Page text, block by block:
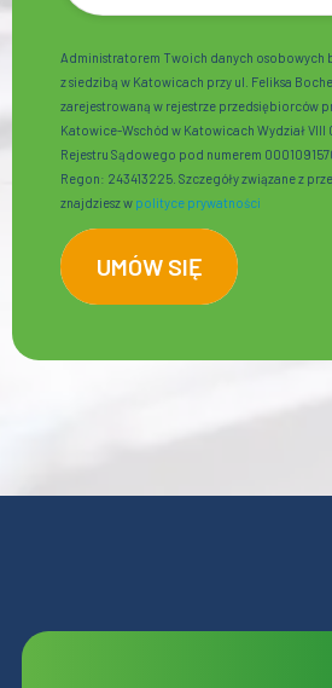
Administratorem Twoich danych osobowych
z siedzibą w Katowicach przy ul. Feliksa
zarejestrowaną w rejestrze przedsiębiorców
Katowice-Wschód w Katowicach Wydział
Rejestru Sądowego pod numerem
Regon: 243413225. Szczegóły związane z
znajdziesz w polityce prywatności